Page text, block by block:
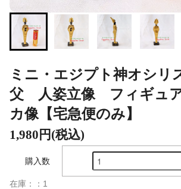
ミニ・エジプト神オシ
父 人姿立像 フィギュア
カ像【宅急便のみ】
1,980円(税込)
購入数
在庫：：1